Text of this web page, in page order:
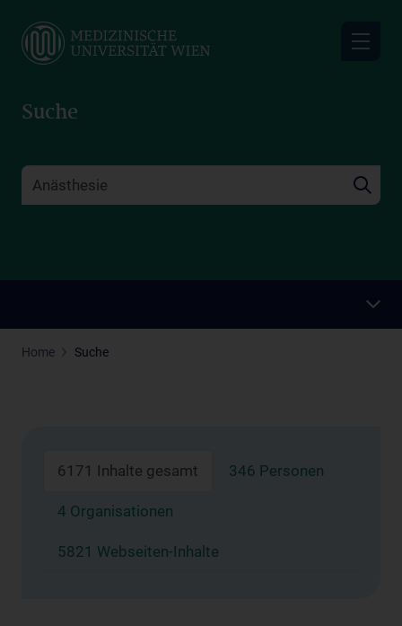
main
Suche
Home Suche
6171 Inhalte gesamt 346 Personen
4 Organisationen
5821 Webseiten-Inhalte